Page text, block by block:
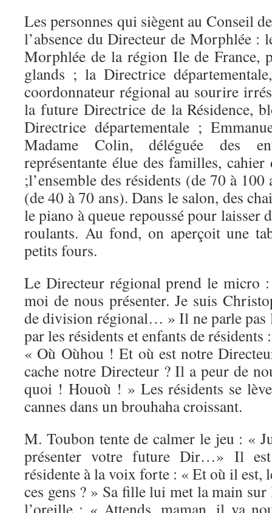
Les personnes qui siègent au Conseil
l’absence du Directeur de Morphlée :
Morphlée de la région Ile de France,
glands ; la Directrice
coordonnateur régional au sourire
la future Directrice de la Résidence,
Directrice départementale ;
Madame Colin, déléguée des
représentante élue des familles,
;l’ensemble des résidents (de 70 à
(de 40 à 70 ans). Dans le salon, des
le piano à queue repoussé pour laisser
roulants. Au fond, on aperçoit une
petits fours.
Le Directeur régional prend le micro
moi de nous présenter. Je suis
de division régional… » Il ne parle pas
par les résidents et enfants de résidents :
« Où Oùhou ! Et où est notre
cache notre Directeur ? Il a peur de
quoi ! Houoù ! » Les résidents se
cannes dans un brouhaha croissant.
M. Toubon tente de calmer le jeu : «
présenter votre future Dir…» Il
résidente à la voix forte : « Et où il est,
ces gens ? » Sa fille lui met la main
l’oreille : « Attends, maman, il va